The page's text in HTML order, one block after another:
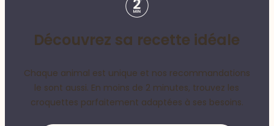
Découvrez sa recette idéale
Chaque animal est unique et nos recommandations
le sont aussi. En moins de 2 minutes, trouvez les
croquettes parfaitement adaptées à ses besoins.